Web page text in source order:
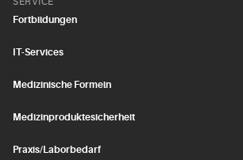
Fortbildungen
IT-Services
Medizinische Formeln
Medizinproduktesicherheit
Praxis/Laborbedarf